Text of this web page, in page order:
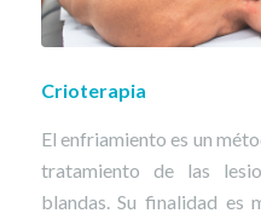
Crioterapia
El enfriamiento es un
tratamiento de las
blandas. Su finalidad es